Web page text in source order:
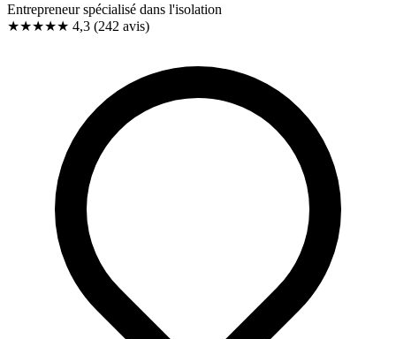
Entrepreneur spécialisé dans l'isolation
★★★★★ 4,3 (242 avis)